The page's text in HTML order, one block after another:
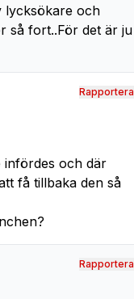
lycksökare och
så fort..För det är ju
infördes och där
få tillbaka den så
Rapportera
Rapportera